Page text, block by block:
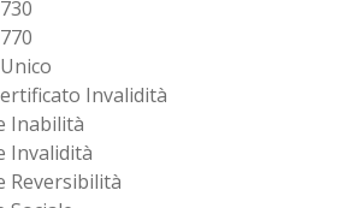
Invalidità
Inabilità
Invalidità
Reversibilità